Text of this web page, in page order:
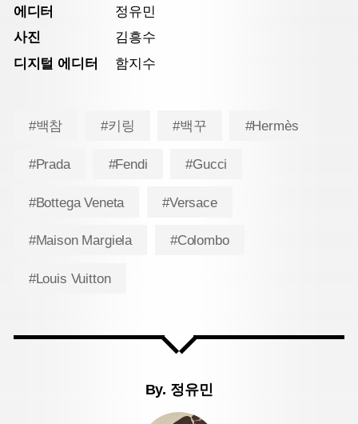
에디터
정유민
사진
김흥수
디지털 에디터
함지수
#백참 #키링 #백꾸 #Hermès
#Prada #Fendi #Gucci
#Bottega Veneta #Versace
#Maison Margiela #Colombo
#Louis Vuitton
By. 정유민